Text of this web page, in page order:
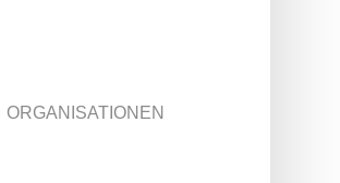
ORGANISATIONEN